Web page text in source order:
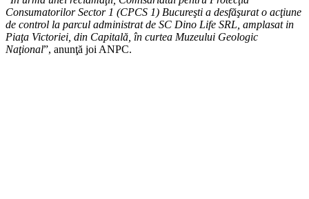
Consumatorilor Sector 1 (CPCS 1) Bucureşti a desfăşurat o acţiune
de control la parcul administrat de SC Dino Life SRL, amplasat in
Piaţa Victoriei, din Capitală, în curtea Muzeului Geologic
Naţional”, anunţă joi ANPC.